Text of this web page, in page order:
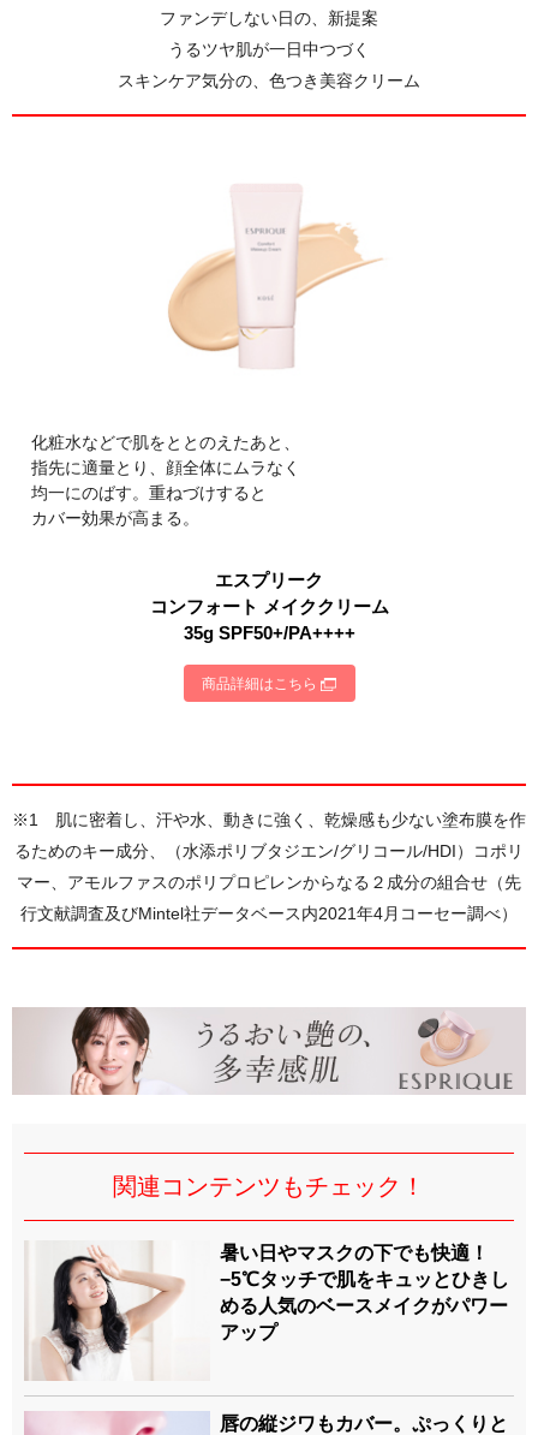
ファンデしない日の、新提案
うるツヤ肌が一日中つづく
スキンケア気分の、色つき美容クリーム
化粧水などで肌をととのえたあと、
指先に適量とり、顔全体にムラなく
均一にのばす。重ねづけすると
カバー効果が高まる。
エスプリーク
コンフォート メイククリーム
35g SPF50+/PA++++
商品詳細はこちら
※1 肌に密着し、汗や水、動きに強く、乾燥感も少ない塗布膜を作
るためのキー成分、（水添ポリブタジエン/グリコール/HDI）コポリ
マー、アモルファスのポリプロピレンからなる２成分の組合せ（先
行文献調査及びMintel社データベース内2021年4月コーセー調べ）
関連コンテンツもチェック！
暑い日やマスクの下でも快適！
−5℃タッチで肌をキュッとひきし
める人気のベースメイクがパワー
アップ
唇の縦ジワもカバー。ぷっくりと